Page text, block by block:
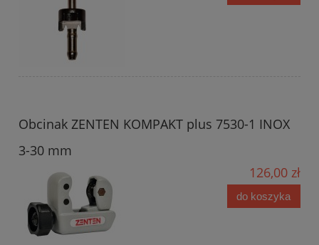
Obcinak ZENTEN KOMPAKT plus 7530-1 INOX
3-30 mm
126,00 zł
do koszyka